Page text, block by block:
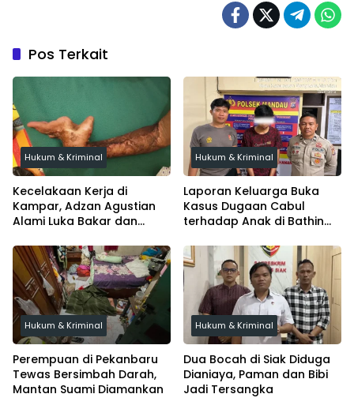
Pos Terkait
Hukum & Kriminal
Kecelakaan Kerja di
Kampar, Adzan Agustian
Alami Luka Bakar dan
Hukum & Kriminal
Laporan Keluarga Buka
Kasus Dugaan Cabul
terhadap Anak di Bathin
Hukum & Kriminal
Perempuan di Pekanbaru
Tewas Bersimbah Darah,
Mantan Suami Diamankan
Hukum & Kriminal
Dua Bocah di Siak Diduga
Dianiaya, Paman dan Bibi
Jadi Tersangka